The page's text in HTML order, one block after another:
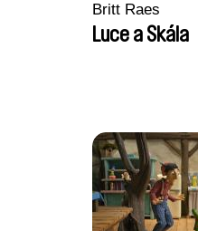
Britt Raes
Luce a Skála